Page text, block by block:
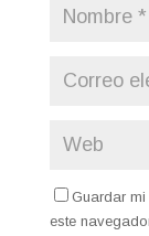
Guardar
este